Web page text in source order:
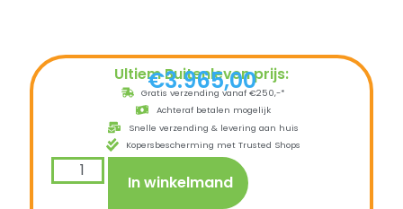
Ultiem Buitenleven prijs:
€3.965,00
Gratis verzending vanaf €250,-*
Achteraf betalen mogelijk
Snelle verzending & levering aan huis
Kopersbescherming met Trusted Shops
In winkelmand